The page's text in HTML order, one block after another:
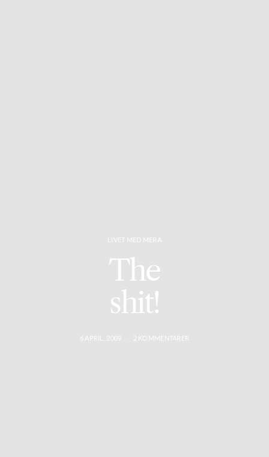
LIVET MED MERA
The
shit!
6 APRIL, 2009 2 KOMMENTARER